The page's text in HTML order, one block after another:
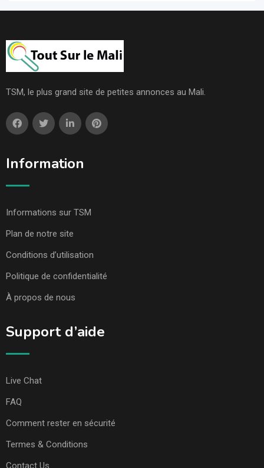
TSM, le plus grand site de petites annonces au Mali.
Information
Informations sur TSM
Plan de notre site
Conditions d’utilisation
Politique de confidentialité
À propos de nous
Support d’aide
Live Chat
FAQ
Comment rester en sécurité
Termes & Conditions
Contact Us